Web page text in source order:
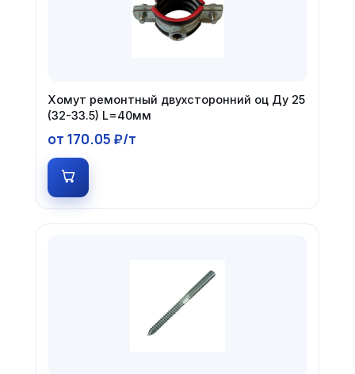
Хомут ремонтный двухсторонний оц Ду 25
(32-33.5) L=40мм
от 170.05 ₽/т